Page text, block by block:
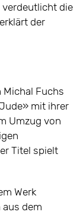
die
der
Michal Fuchs
mit ihrer
Umzug von
Titel spielt
Werk
aus dem